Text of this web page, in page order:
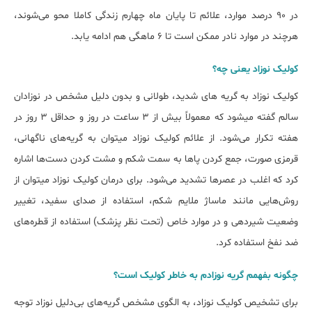
در ۹۰ درصد موارد، علائم تا پایان ماه چهارم زندگی کاملا محو می‌شوند،
هرچند در موارد نادر ممکن است تا ۶ ماهگی هم ادامه یابد.
کولیک نوزاد یعنی چه؟
کولیک نوزاد به گریه های شدید، طولانی و بدون دلیل مشخص در نوزادان
سالم گفته میشود که معمولاً بیش از ۳ ساعت در روز و حداقل ۳ روز در
هفته تکرار می‌شود. از علائم کولیک نوزاد میتوان به گریه‌های ناگهانی،
قرمزی صورت، جمع کردن پاها به سمت شکم و مشت کردن دست‌ها اشاره
کرد که اغلب در عصرها تشدید می‌شود. برای درمان کولیک نوزاد میتوان از
روش‌هایی مانند ماساژ ملایم شکم، استفاده از صدای سفید، تغییر
وضعیت شیردهی و در موارد خاص (تحت نظر پزشک) استفاده از قطره‌های
ضد نفخ استفاده کرد.
چگونه بفهمم گریه نوزادم به خاطر کولیک است؟
برای تشخیص کولیک نوزاد، به الگوی مشخص گریه‌های بی‌دلیل نوزاد توجه